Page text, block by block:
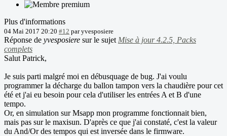
Plus d'informations
04 Mai 2017 20:20 #12 paryvesposiere
Réponse de yvesposiere sur le sujet Mise à jour 4.2.5, Packs
complets
Salut Patrick,
Je suis parti malgré moi en débusquage de bug. J'ai voulu
programmer la décharge du ballon tampon vers la chaudière pour cet
été et j'ai eu besoin pour cela d'utiliser les entrées A et B d'une
tempo.
Or, en simulation sur Msapp mon programme fonctionnait bien,
mais pas sur le maxisun. D'après ce que j'ai constaté, c'est la valeur
du And/Or des tempos qui est inversée dans le firmware.